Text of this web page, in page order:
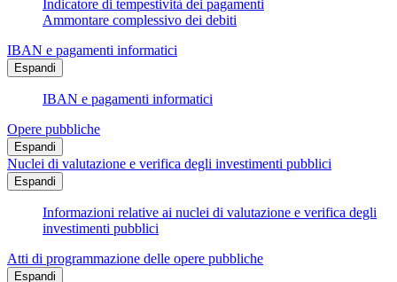
Indicatore di tempestività dei pagamenti
Ammontare complessivo dei debiti
IBAN e pagamenti informatici
Espandi
IBAN e pagamenti informatici
Opere pubbliche
Espandi
Nuclei di valutazione e verifica degli investimenti pubblici
Espandi
Informazioni relative ai nuclei di valutazione e verifica degli
investimenti pubblici
Atti di programmazione delle opere pubbliche
Espandi